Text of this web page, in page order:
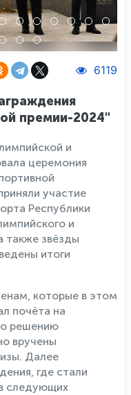
6119
премии-2024"
и
церемония
участие
Республики
и
также звёзды
итоги
которые в этом
почёта на
решению
вручены
Далее
где стали
следующих